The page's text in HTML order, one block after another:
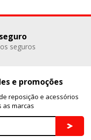
seguros
e promoções
reposição e acessórios
marcas